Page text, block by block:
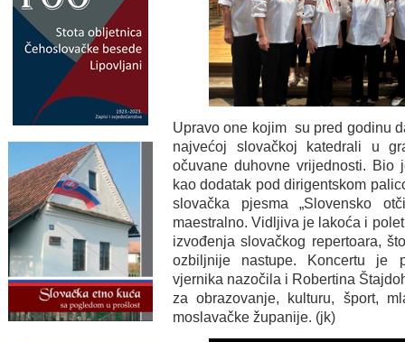
Upravo one kojim su pred godinu
najvećoj slovačkoj katedrali u
očuvane duhovne vrijednosti.
kao dodatak pod dirigentskom
slovačka pjesma „Slovensko
maestralno. Vidljiva je lakoća i
izvođenja slovačkog repertoara,
ozbiljnije nastupe. Koncertu je
vjernika nazočila i Robertina
za obrazovanje, kulturu, šport,
moslavačke županije. (jk)